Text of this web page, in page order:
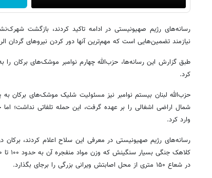
رسانه‌های رژیم صهیونیستی در ادامه تاکید کردند، بازگشت
نیازمند تضمین‌هایی است که مهم‌ترین آنها دور کردن نیروهای گردان
طبق گزارش این رسانه‌ها، حزب‌الله چهارم نوامبر موشک‌های برکان
کرد.
حزب‌الله لبنان بیستم نوامبر نیز مسئولیت شلیک موشک‌های برکان به
شمال اراضی اشغالی را بر عهده گرفت، این حمله تلفاتی نداشت؛
وارد کرد.
در شعاع ۱۵۰ متری از محل اصابتش ویرانی بزرگی را برجای بگذارد.